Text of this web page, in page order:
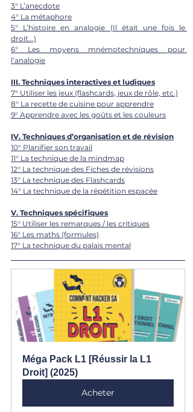
3° L’anecdote
4° La métaphore
5° L’histoire en analogie (Il était une fois le
droit...)
6° Les moyens mnémotechniques pour
l’analogie
III. Techniques interactives et ludiques
7° Utiliser les jeux (flashcards, jeux de rôle, etc.)
8° La recette de cuisine pour apprendre
9° Apprendre avec les goûts et les couleurs
IV. Techniques d’organisation et de révision
10° Planifier son travail
11° La technique de la mindmap
12° La technique des Fiches de révisions
13° La technique des Flashcards
14° La technique de la répétition espacée
V. Techniques spécifiques
15° Utiliser les remarques / les critiques
16° Les maths (formules)
17° La technique du palais mental
Méga Pack L1 [Réussir la L1
Droit] (2025)
Acheter